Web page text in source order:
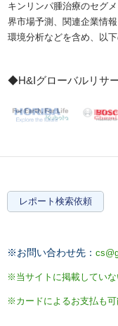
キンリンパ腫治療のセグ
界市場予測、関連企業情
環境分析などを含め、以
◆H&Iグローバルリサ
レポート検索依頼
※お問い合わせ先：
※当サイトに掲載してい
※カードによるお支払も